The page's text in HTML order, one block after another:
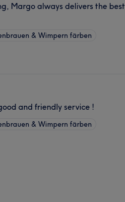
Margo always delivers the best
& Wimpern färben
and friendly service !
& Wimpern färben